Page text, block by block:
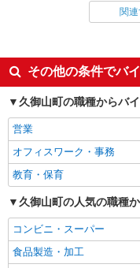
アルバイト パート
株式会社バイトレ（
【平日
時
京
アルバイト パート
株式会社バイトレ（
手の
同じ雇用形態から大久
同じ特徴から大久保(京
未経験歓迎
学歴不問
昇給あり
10時～勤務OK
短時間勤務（1日4h以内）
平日のみ勤務OK
昼
バイク通勤OK
関
その他の条件でバ
久御山町の職種からバ
営業
オフィスワーク・事務
教育・保育
久御山町の人気の職種
コンビニ・スーパー
食品製造・加工